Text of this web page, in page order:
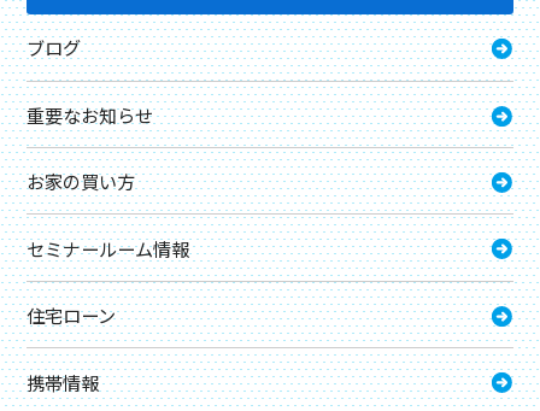
ブログ
重要なお知らせ
お家の買い方
セミナールーム情報
住宅ローン
携帯情報